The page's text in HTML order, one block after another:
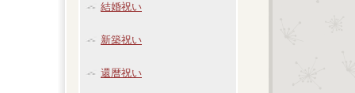
結婚祝い
新築祝い
還暦祝い